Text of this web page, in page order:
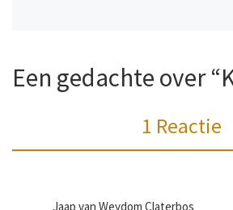
Een gedachte over
1 Reactie
Jaap van Weydom Claterbos